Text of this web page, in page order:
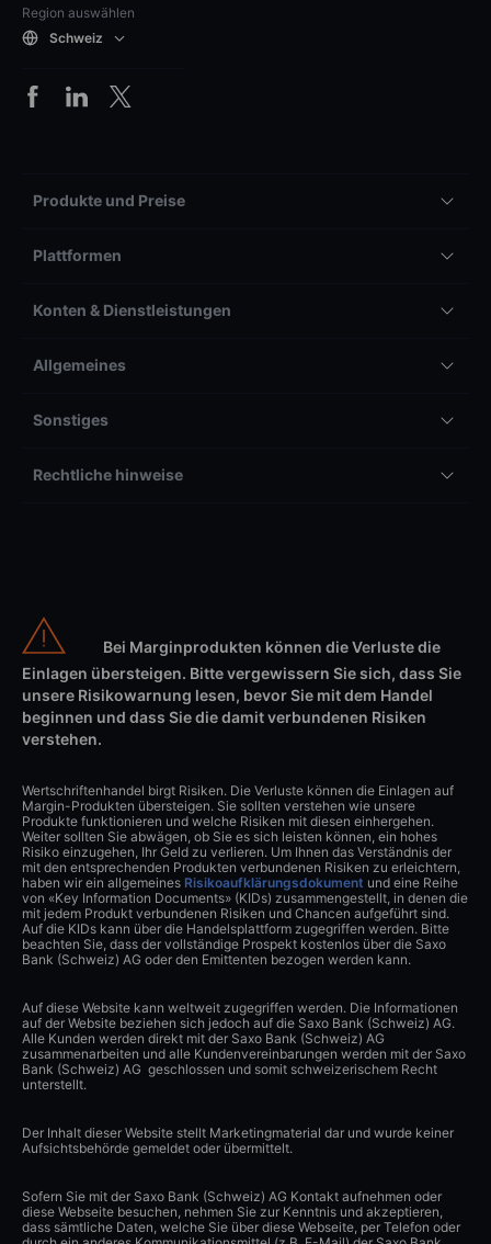
Region auswählen
Schweiz
Produkte und Preise
Plattformen
Konten & Dienstleistungen
Allgemeines
Sonstiges
Rechtliche hinweise
Bei Marginprodukten können die Verluste die
Einlagen übersteigen. Bitte vergewissern Sie sich, dass Sie
unsere Risikowarnung lesen, bevor Sie mit dem Handel
beginnen und dass Sie die damit verbundenen Risiken
verstehen.
Wertschriftenhandel birgt Risiken. Die Verluste können die Einlagen auf
Margin-Produkten übersteigen. Sie sollten verstehen wie unsere
Produkte funktionieren und welche Risiken mit diesen einhergehen.
Weiter sollten Sie abwägen, ob Sie es sich leisten können, ein hohes
Risiko einzugehen, Ihr Geld zu verlieren. Um Ihnen das Verständnis der
mit den entsprechenden Produkten verbundenen Risiken zu erleichtern,
haben wir ein allgemeines Risikoaufklärungsdokument und eine Reihe
von «Key Information Documents» (KIDs) zusammengestellt, in denen die
mit jedem Produkt verbundenen Risiken und Chancen aufgeführt sind.
Auf die KIDs kann über die Handelsplattform zugegriffen werden. Bitte
beachten Sie, dass der vollständige Prospekt kostenlos über die Saxo
Bank (Schweiz) AG oder den Emittenten bezogen werden kann.
Auf diese Website kann weltweit zugegriffen werden. Die Informationen
auf der Website beziehen sich jedoch auf die Saxo Bank (Schweiz) AG.
Alle Kunden werden direkt mit der Saxo Bank (Schweiz) AG
zusammenarbeiten und alle Kundenvereinbarungen werden mit der Saxo
Bank (Schweiz) AG geschlossen und somit schweizerischem Recht
unterstellt.
Der Inhalt dieser Website stellt Marketingmaterial dar und wurde keiner
Aufsichtsbehörde gemeldet oder übermittelt.
Sofern Sie mit der Saxo Bank (Schweiz) AG Kontakt aufnehmen oder
diese Webseite besuchen, nehmen Sie zur Kenntnis und akzeptieren,
dass sämtliche Daten, welche Sie über diese Webseite, per Telefon oder